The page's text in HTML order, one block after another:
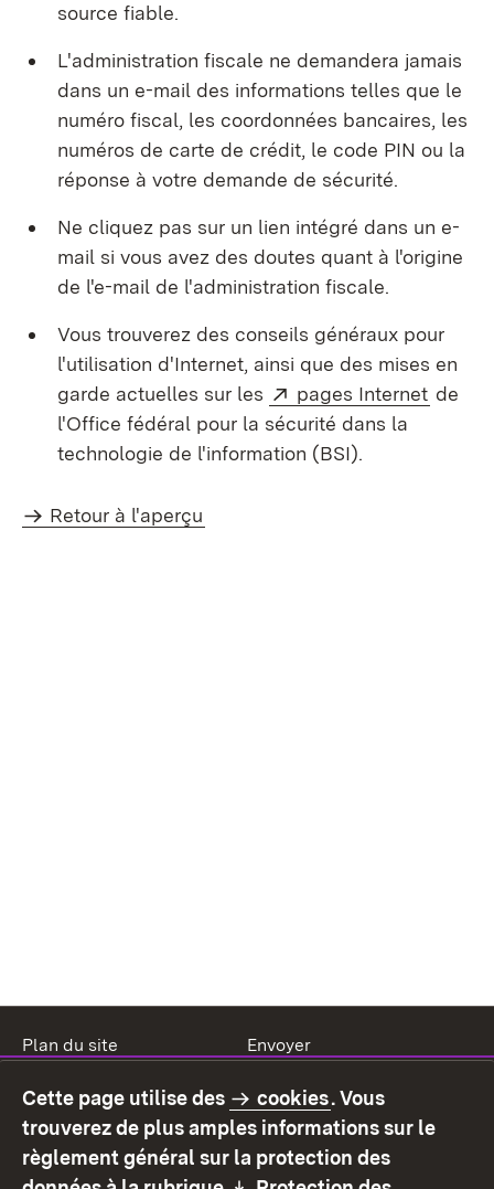
source fiable.
L'administration fiscale ne demandera jamais
dans un e-mail des informations telles que le
numéro fiscal, les coordonnées bancaires, les
numéros de carte de crédit, le code PIN ou la
réponse à votre demande de sécurité.
Ne cliquez pas sur un lien intégré dans un e-
mail si vous avez des doutes quant à l'origine
de l'e-mail de l'administration fiscale.
Vous trouverez des conseils généraux pour
l'utilisation d'Internet, ainsi que des mises en
garde actuelles sur les
Externe:
pages Internet de
l'Office fédéral pour la sécurité dans la
technologie de l'information (BSI).
Retour à l'aperçu
Plan du site
Envoyer
Mode d'emploi
Déclaration sur
l'accessibilité
Contact
Signaler un lien brisé
Cette page utilise des cookies. Vous
trouverez de plus amples informations sur le
règlement général sur la protection des
Download: